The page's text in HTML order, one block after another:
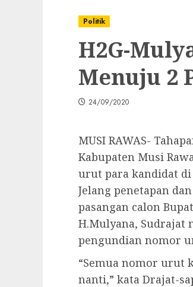
Politik
H2G-
Menuju 2
24/09/2020
MUSI RAWAS-
Kabupaten Musi
urut para kandidat di
Jelang penetapan
pasangan calon
H.Mulyana, Sudrajat
pengundian nomor
“Semua nomor urut
nanti,” kata Drajat-